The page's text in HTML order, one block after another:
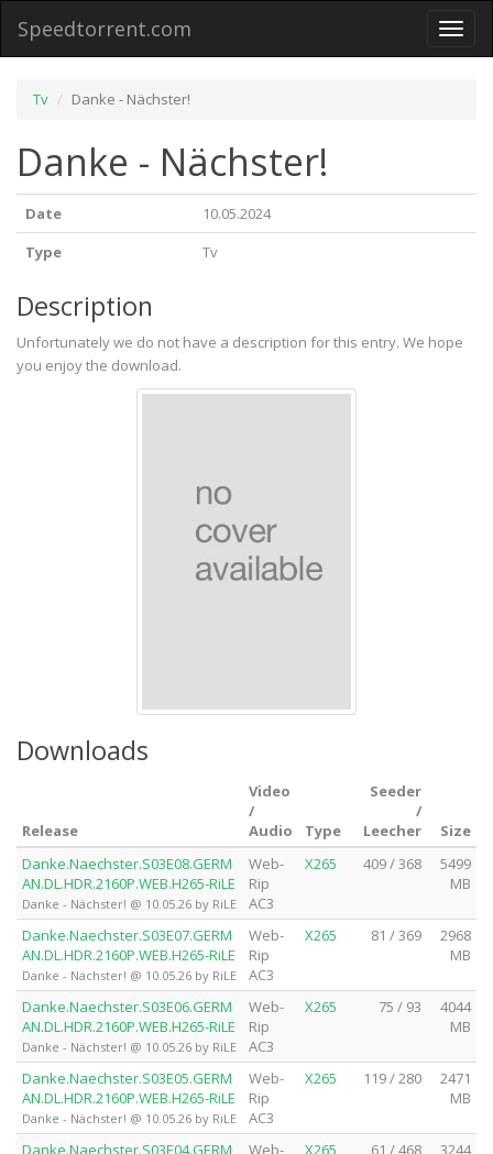
Toggle
Speedtorrent.com
Tv Danke - Nächster!
Danke - Nächster!
Date
10.05.2024
Type
Tv
Description
Unfortunately we do not have a description for this entry. We hope
you enjoy the download.
Downloads
Release
Video
/
Audio
Type
Seeder
/
Leecher
Size
Danke.Naechster.S03E08.GERM
AN.DL.HDR.2160P.WEB.H265-RiLE
Danke - Nächster! @ 10.05.26 by RiLE
Web-
Rip
AC3
X265 409 / 368
5499
MB
Danke.Naechster.S03E07.GERM
AN.DL.HDR.2160P.WEB.H265-RiLE
Danke - Nächster! @ 10.05.26 by RiLE
Web-
Rip
AC3
X265 81 / 369
2968
MB
Danke.Naechster.S03E06.GERM
AN.DL.HDR.2160P.WEB.H265-RiLE
Danke - Nächster! @ 10.05.26 by RiLE
Web-
Rip
AC3
X265 75 / 93
4044
MB
Danke.Naechster.S03E05.GERM
AN.DL.HDR.2160P.WEB.H265-RiLE
Danke - Nächster! @ 10.05.26 by RiLE
Web-
Rip
AC3
X265 119 / 280
2471
MB
Danke.Naechster.S03E04.GERM
Web-
X265 61 / 468
3244